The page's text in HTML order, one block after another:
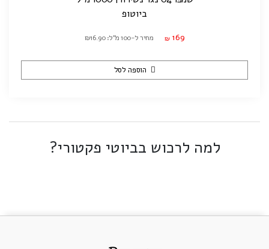
ביוטופ
₪ 169 מחיר ל-100 מ"ל: ₪16.90
הוספה לסל
למה לרכוש בביוטי פקטורי?